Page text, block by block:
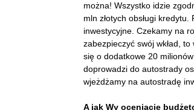
można! Wszystko idzie
mln złotych obsługi kredytu.
inwestycyjne. Czekamy na
zabezpieczyć swój wkład,
się o dodatkowe 20 milionów
doprowadzi do autostrady
wjeżdżamy na autostradę
A jak Wy oceniacie